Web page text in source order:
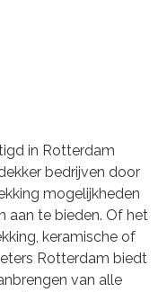
in Rotterdam
bedrijven door
mogelijkheden
aan te bieden. Of het
keramische of
Rotterdam biedt
van alle